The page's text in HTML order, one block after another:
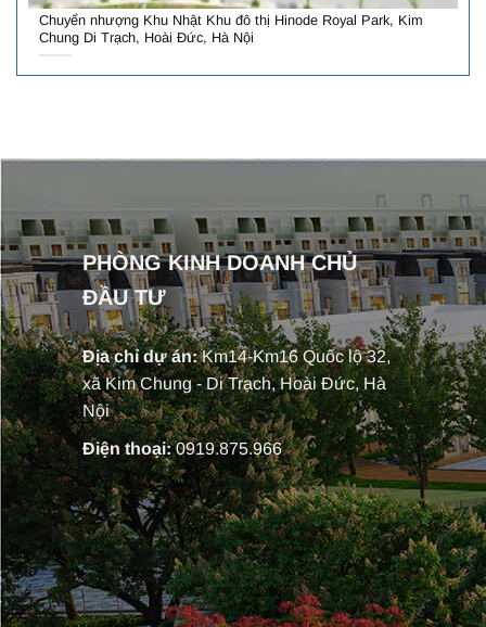
Chuyển nhượng Khu Nhật Khu đô thị Hinode Royal Park, Kim
Chung Di Trạch, Hoài Đức, Hà Nội
PHÒNG KINH DOANH CHỦ
ĐẦU TƯ
Địa chỉ dự án:Km14-Km16 Quốc lộ 32,
xã Kim Chung - Di Trạch, Hoài Đức, Hà
Nội
Điện thoại:0919.875.966